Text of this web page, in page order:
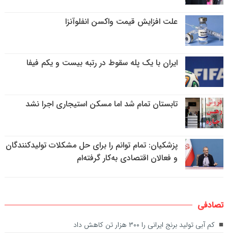
علت افزایش قیمت واکسن انفلوآنزا
ایران با یک پله سقوط در رتبه بیست و یکم فیفا
تابستان تمام شد اما مسکن استیجاری اجرا نشد
پزشکیان: تمام توانم را برای حل مشکلات تولیدکنندگان
و فعالان اقتصادی به‌کار گرفته‌ام
تصادفی
کم آبی تولید برنج ایرانی را ۳۰۰ هزار تن کاهش داد